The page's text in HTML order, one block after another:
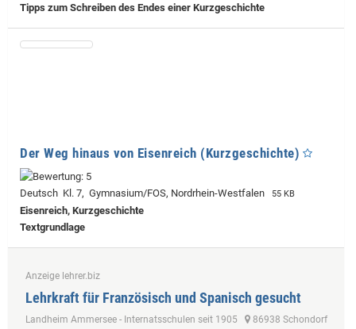
Tipps zum Schreiben des Endes einer Kurzgeschichte
Der Weg hinaus von Eisenreich (Kurzgeschichte)
Deutsch Kl. 7, Gymnasium/FOS, Nordrhein-Westfalen 55 KB
Eisenreich, Kurzgeschichte
Textgrundlage
Anzeige lehrer.biz
Lehrkraft für Französisch und Spanisch gesucht
Landheim Ammersee - Internatsschulen seit 1905
86938 Schondorf